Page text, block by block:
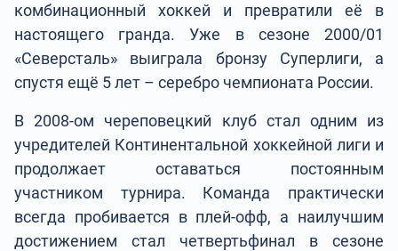
комбинационный хоккей и превратили её в
настоящего гранда. Уже в сезоне 2000/01
«Северсталь» выиграла бронзу Суперлиги, а
спустя ещё 5 лет – серебро чемпионата России.
В 2008-ом череповецкий клуб стал одним из
учредителей Континентальной хоккейной лиги и
продолжает оставаться постоянным
участником турнира. Команда практически
всегда пробивается в плей-офф, а наилучшим
достижением стал четвертьфинал в сезоне